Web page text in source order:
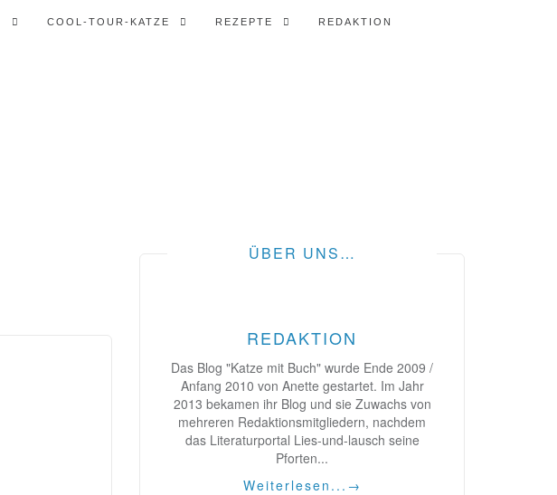
COOL-TOUR-KATZE REZEPTE REDAKTION
ÜBER UNS…
REDAKTION
Das Blog "Katze mit Buch" wurde Ende 2009 /
Anfang 2010 von Anette gestartet. Im Jahr
2013 bekamen ihr Blog und sie Zuwachs von
mehreren Redaktionsmitgliedern, nachdem
das Literaturportal Lies-und-lausch seine
Pforten...
Weiterlesen... →